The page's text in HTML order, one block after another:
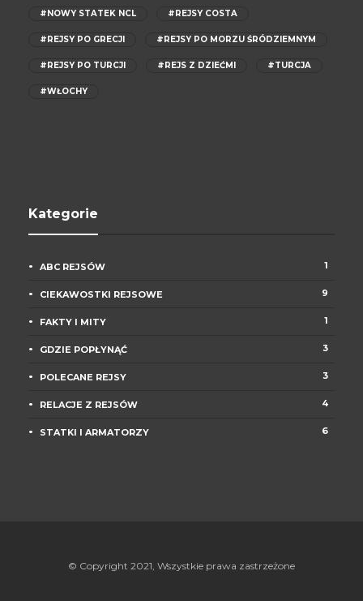
#NOWY STATEK NCL #REJSY COSTA
#REJSY PO GRECJI #REJSY PO MORZU ŚRÓDZIEMNYM
#REJSY PO TURCJI #REJS Z DZIEĆMI #TURCJA
#WŁOCHY
Kategorie
ABC REJSÓW 1
CIEKAWOSTKI REJSOWE 9
FAKTY I MITY 1
GDZIE POPŁYNĄĆ 3
POLECANE REJSY 3
RELACJE Z REJSÓW 4
STATKI I ARMATORZY 6
© Copyright 2021, Wszystkie prawa zastrzeżone